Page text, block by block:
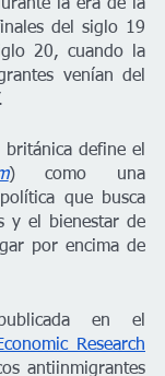
la era de la
del siglo 19
20, cuando la
venían del
británica define el
) como una
que busca
y el bienestar de
por encima de
Research
antiinmigrantes